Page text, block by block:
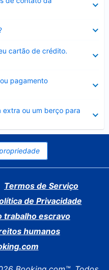
cartão de crédito.
pagamento
extra ou um berço para
Termos de Serviço
de Privacidade
trabalho escravo
humanos